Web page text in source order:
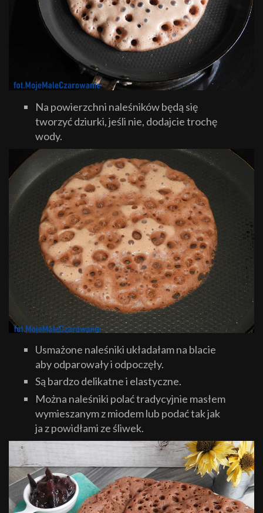
Na powierzchni naleśników będą się
tworzyć dziurki, jeśli nie, dodajcie trochę
wody.
Usmażone naleśniki układałam na blacie
aby odparowały i odpoczęły.
Są bardzo delikatne i elastyczne.
Można naleśniki polać tradycyjnie masłem
wymieszanym z miodem lub podać tak jak
ja z powidłami ze śliwek.